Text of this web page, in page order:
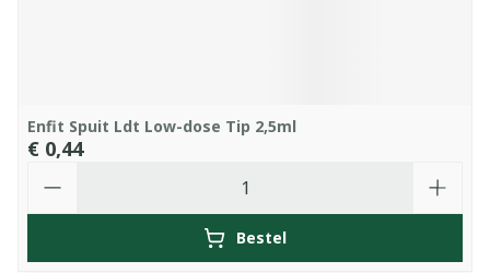
Enfit Spuit Ldt Low-dose Tip 2,5ml
€ 0,44
Bestel